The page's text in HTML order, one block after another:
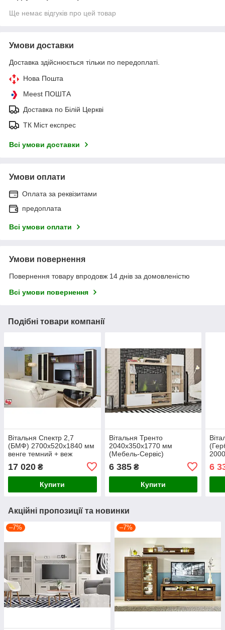
Ще немає відгуків про цей товар
Умови доставки
Доставка здійснюється тільки по передоплаті.
Нова Пошта
Meest ПОШТА
Доставка по Білій Церкві
ТК Міст експрес
Всі умови доставки
Умови оплати
Оплата за реквізитами
предоплата
Всі умови оплати
Умови повернення
Повернення товару впродовж 14 днів за домовленістю
Всі умови повернення
Подібні товари компанії
Вітальня Спектр 2,7
(БМФ) 2700х520х1840 мм
венге темний + веж
17 020 ₴
Купити
Вітальня Тренто
2040х350х1770 мм
(Мебель-Сервіс)
6 385₴
Купити
6
Акційні пропозиції та новинки
–7% –7%